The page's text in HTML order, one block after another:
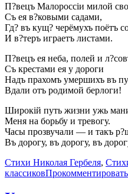
П?вецъ Малороссіи милой
Съ ея в?ковыми садами,
Гд? въ кущ? черёмухъ поётъ
И в?теръ играетъ листами.
П?вецъ ея неба, полей и
Съ крестами ея у дороги
Надъ прахомъ умершихъ въ
Вдали отъ родимой берлоги!
Широкій путь жизни ужь
Меня на борьбу и тревогу.
Часы прозвучали — и такъ
Въ дорогу, въ дорогу, въ
Стихи Николая Гербеля,
классиковПрокомментировать